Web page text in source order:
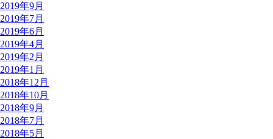
2019年9月
2019年7月
2019年6月
2019年4月
2019年2月
2019年1月
2018年12月
2018年10月
2018年9月
2018年7月
2018年5月